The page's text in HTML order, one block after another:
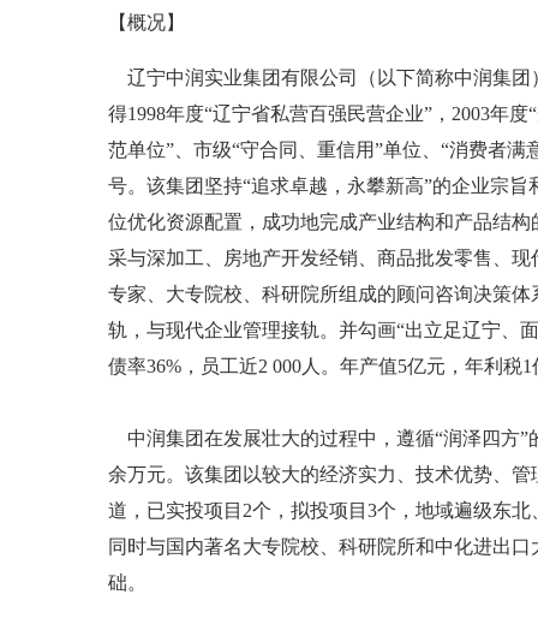
【概况】
辽宁中润实业集团有限公司（以下简称中润集团
得1998年度“辽宁省私营百强民营企业”，2003年
范单位”、市级“守合同、重信用”单位、“消费者
号。该集团坚持“追求卓越，永攀新高”的企业宗
位优化资源配置，成功地完成产业结构和产品结
采与深加工、房地产开发经销、商品批发零售、
专家、大专院校、科研院所组成的顾问咨询决策
轨，与现代企业管理接轨。并勾画“出立足辽宁、
债率36%，员工近2 000人。年产值5亿元，年利税
中润集团在发展壮大的过程中，遵循“润泽四方”
余万元。该集团以较大的经济实力、技术优势、
道，已实投项目2个，拟投项目3个，地域遍级东
同时与国内著名大专院校、科研院所和中化进出
础。